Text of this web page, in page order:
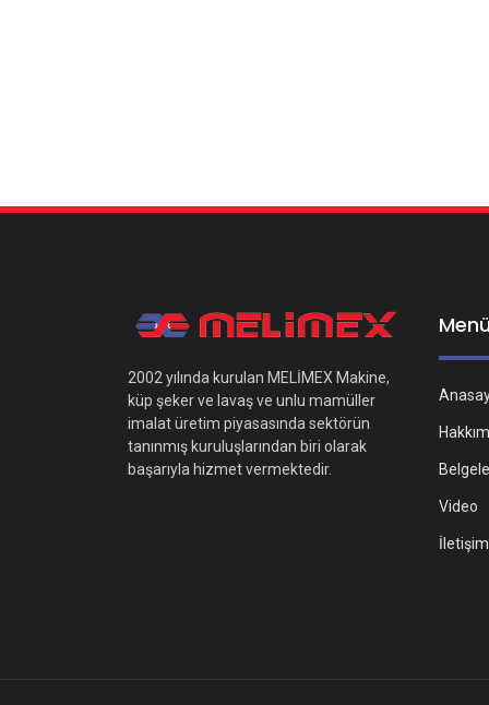
2002 yılında kurulan MELİMEX Makine,
küp şeker ve lavaş ve unlu mamüller
imalat üretim piyasasında sektörün
tanınmış kuruluşlarından biri olarak
başarıyla hizmet vermektedir.
Video
İletişim